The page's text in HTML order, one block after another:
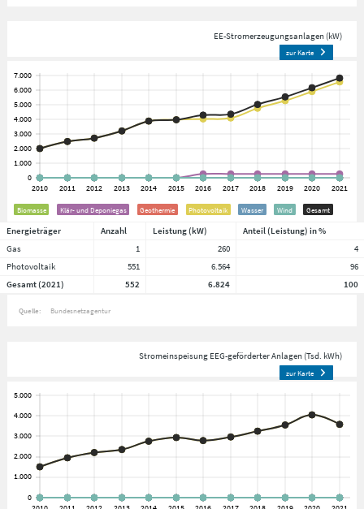
EE-Stromerzeugungsanlagen (kW)
zur Karte
Biomasse Klär- und Deponiegas Geothermie Photovoltaik Wasser Wind Gesamt
Energieträger Anzahl Leistung (kW)
Anteil (Leistung) in %
Gas
1 260
4
Photovoltaik
551 6.564
96
Gesamt (2021)
552 6.824 100
Quelle: Bundesnetzagentur
Stromeinspeisung EEG-geförderter Anlagen (Tsd. kWh)
zur Karte